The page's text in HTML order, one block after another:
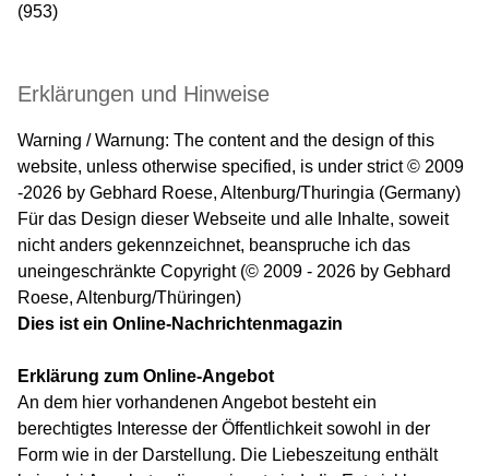
(953)
Erklärungen und Hinweise
Warning / Warnung: The content and the design of this
website, unless otherwise specified, is under strict © 2009
-2026 by Gebhard Roese, Altenburg/Thuringia (Germany)
Für das Design dieser Webseite und alle Inhalte, soweit
nicht anders gekennzeichnet, beanspruche ich das
uneingeschränkte Copyright (© 2009 - 2026 by Gebhard
Roese, Altenburg/Thüringen)
Dies ist ein Online-Nachrichtenmagazin
Erklärung zum Online-Angebot
An dem hier vorhandenen Angebot besteht ein
berechtigtes Interesse der Öffentlichkeit sowohl in der
Form wie in der Darstellung. Die Liebeszeitung enthält